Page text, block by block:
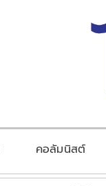
คอลัมนิสต์